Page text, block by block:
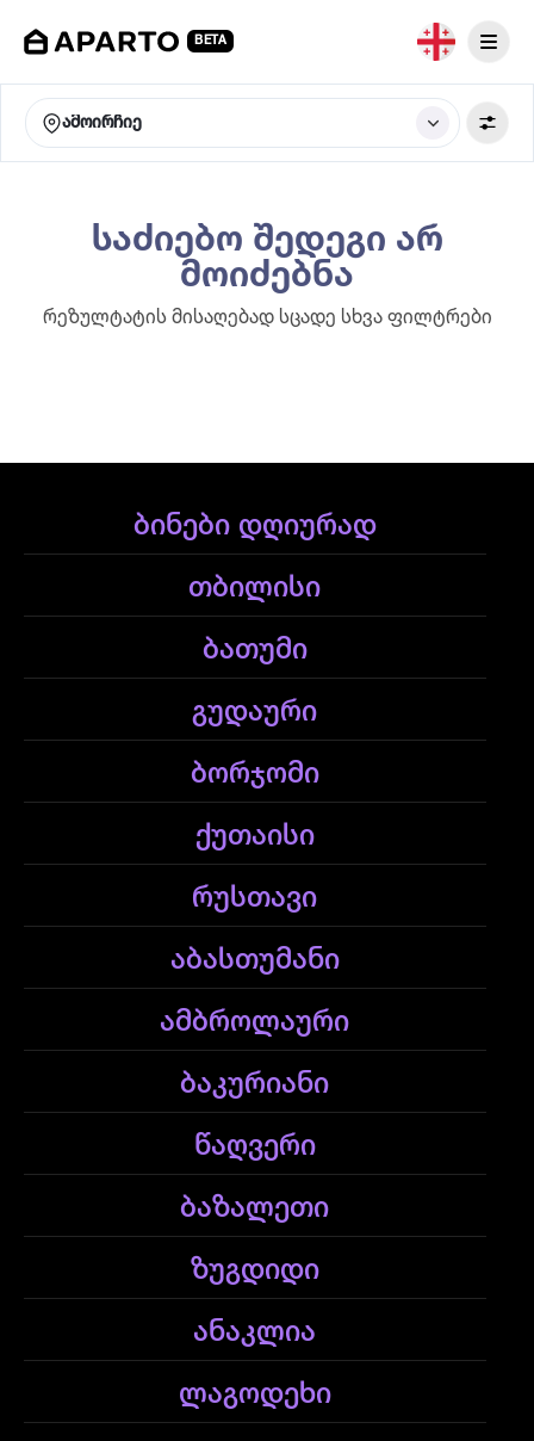
BETA
ამოირჩიე
საძიებო შედეგი არ
მოიძებნა
რეზულტატის მისაღებად სცადე სხვა ფილტრები
ბინები დღიურად
თბილისი
ბათუმი
გუდაური
ბორჯომი
ქუთაისი
რუსთავი
აბასთუმანი
ამბროლაური
ბაკურიანი
წაღვერი
ბაზალეთი
ზუგდიდი
ანაკლია
ლაგოდეხი